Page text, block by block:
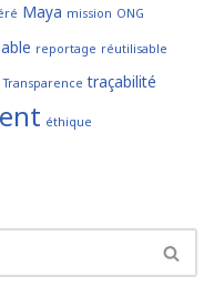
Maya mission ONG
reportage réutilisable
Transparence traçabilité
éthique